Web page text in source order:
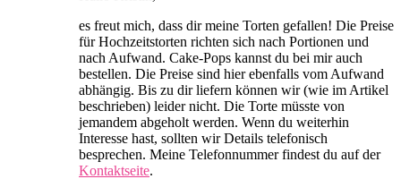
es freut mich, dass dir meine Torten gefallen! Die Preise
für Hochzeitstorten richten sich nach Portionen und
nach Aufwand. Cake-Pops kannst du bei mir auch
bestellen. Die Preise sind hier ebenfalls vom Aufwand
abhängig. Bis zu dir liefern können wir (wie im Artikel
beschrieben) leider nicht. Die Torte müsste von
jemandem abgeholt werden. Wenn du weiterhin
Interesse hast, sollten wir Details telefonisch
besprechen. Meine Telefonnummer findest du auf der
Kontaktseite.